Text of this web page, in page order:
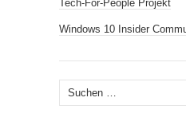
Tech-For-People Projekt
Windows 10 Insider
Suchen
nach: